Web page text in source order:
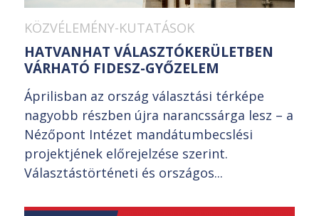
KÖZVÉLEMÉNY-KUTATÁSOK
HATVANHAT VÁLASZTÓKERÜLETBEN
VÁRHATÓ FIDESZ-GYŐZELEM
Áprilisban az ország választási térképe
nagyobb részben újra narancssárga lesz – a
Nézőpont Intézet mandátumbecslési
projektjének előrejelzése szerint.
Választástörténeti és országos...